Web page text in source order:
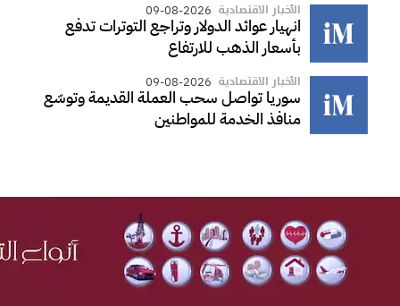
الأخبار الاقتصادية 09-08-2026
انهيار عوائد الدولار وتراجع التوترات تدفع
بأسعار الذهب للارتفاع
الأخبار الاقتصادية 09-08-2026
سوريا تواصل سحب العملة القديمة وتوسّع
منافذ الخدمة للمواطنين